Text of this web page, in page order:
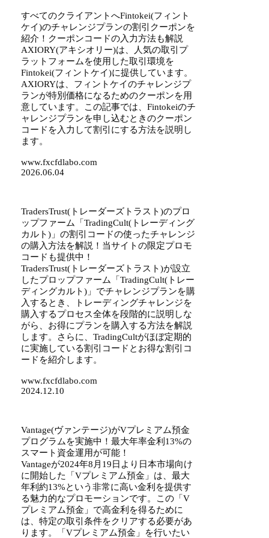
すべてのクライアントへFintokei(フィント
ケイ)のチャレンジプランの割引クーポンを
紹介！クーポンコードの入力方法も解説
AXIORY(アキシオリー)は、人気の取引プ
ラットフォームを使用した取引環境を
Fintokei(フィントケイ)に提供しています。
AXIORYは、フィントケイのチャレンジプ
ランが特別価格になるためのクーポンを用
意しています。この記事では、Fintokeiのチ
ャレンジプランを申し込むときのクーポン
コードを入力して割引にする方法を説明し
ます。
www.fxcfdlabo.com
2026.06.04
TradersTrust(トレーダーズトラスト)のプロ
ップファーム「TradingCult(トレーディング
カルト)」の割引コードの使ったチャレンジ
の購入方法を解説！当サイトの限定プロモ
コードも提供中！
TradersTrust(トレーダーズトラスト)が設立
したプロップファーム「TradingCult(トレー
ディングカルト)」でチャレンジプランを購
入するとき、トレーディングチャレンジを
購入するプロセス全体を段階的に説明しな
がら、お得にプランを購入する方法を解説
します。さらに、TradingCultがほぼ定期的
に実施している割引コードとお得な割引コ
ードを紹介します。
www.fxcfdlabo.com
2024.12.10
Vantage(ヴァンテージ)がVプレミアム預金
プログラムを実施中！最大年率金利13%の
スマート資金運用が可能！
Vantageが2024年8月19日より日本市場向け
に開始した「Vプレミアム預金」は、最大
年利約13%という非常に高い金利を提供す
る魅力的なプロモーションです。この「V
プレミアム預金」で高金利を得るために
は、特定の取引条件をクリアする必要があ
ります。「Vプレミアム預金」を行いたい